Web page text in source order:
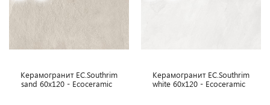
Керамогранит EC.Southrim
sand 60x120 - Ecoceramic
Керамогранит EC.Southrim
white 60x120 - Ecoceramic